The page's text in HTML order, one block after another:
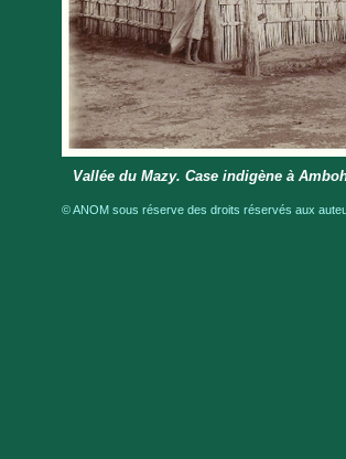
Vallée du Mazy. Case indigène à
© ANOM sous réserve des droits réservés aux